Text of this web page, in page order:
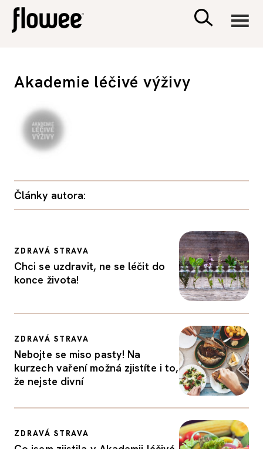
Akademie léčivé výživy
Články autora:
ZDRAVÁ STRAVA
Chci se uzdravit, ne se léčit do
konce života!
ZDRAVÁ STRAVA
Nebojte se miso pasty! Na
kurzech vaření možná zjistíte i to,
že nejste divní
ZDRAVÁ STRAVA